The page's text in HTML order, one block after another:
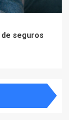
de seguros